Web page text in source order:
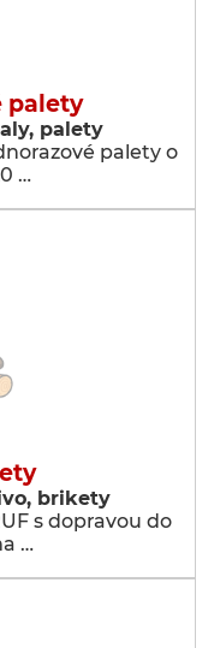
palety
palety
palety o
…
brikety
s dopravou do
…